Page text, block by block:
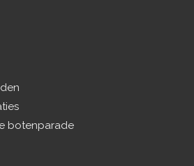
botenparade